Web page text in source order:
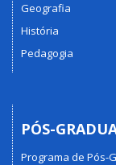
Geografia
História
Pedagogia
PÓS-
Programa de Pós-